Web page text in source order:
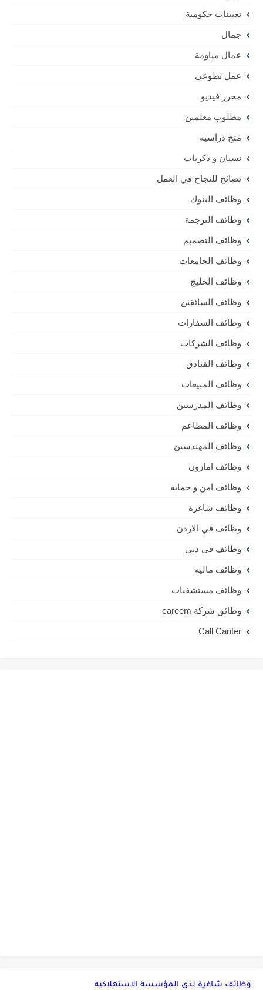
تعيينات حكومية
جمال
عمال مياومة
عمل تطوعي
محرر فيديو
مطلوب معلمين
منح دراسية
نسيان و ذكريات
نصائح للنجاح في العمل
وظائف البنوك
وظائف الترجمة
وظائف التصميم
وظائف الجامعات
وظائف الخليج
وظائف السائقين
وظائف السفارات
وظائف الشركات
وظائف الفنادق
وظائف المبيعات
وظائف المدرسين
وظائف المطاعم
وظائف المهندسين
وظائف امازون
وظائف امن و حماية
وظائف شاغرة
وظائف في الاردن
وظائف في دبي
وظائف مالية
وظائف مستشفيات
وظائق شركة careem
Call Canter
وظائف شاغرة لدى المؤسسة الاستهلاكية